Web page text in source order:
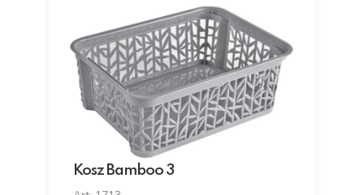
Kosz Bamboo 3